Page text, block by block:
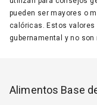
pueden ser mayores o
calóricas. Estos
gubernamental y no
Alimentos Base